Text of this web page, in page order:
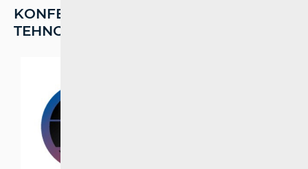
KONFERENCIJA "DAN NOVIH
TEHNOLOGIJA 2025."